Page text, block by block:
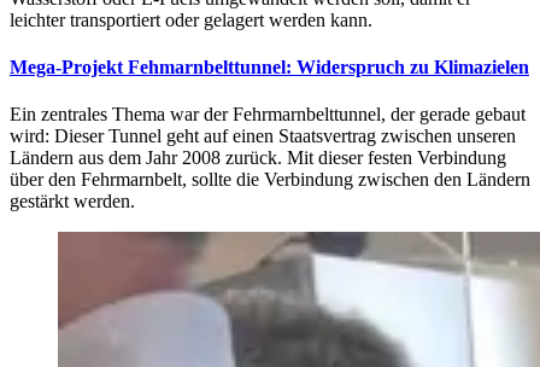
leichter transportiert oder gelagert werden kann.
Mega-Projekt Fehmarnbelttunnel: Widerspruch zu Klimazielen
Ein zentrales Thema war der Fehrmarnbelttunnel, der gerade gebaut
wird: Dieser Tunnel geht auf einen Staatsvertrag zwischen unseren
Ländern aus dem Jahr 2008 zurück. Mit dieser festen Verbindung
über den Fehrmarnbelt, sollte die Verbindung zwischen den Ländern
gestärkt werden.